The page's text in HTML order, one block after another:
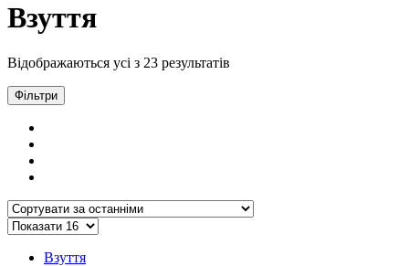
Взуття
Відображаються усі з 23 результатів
Фільтри
Взуття